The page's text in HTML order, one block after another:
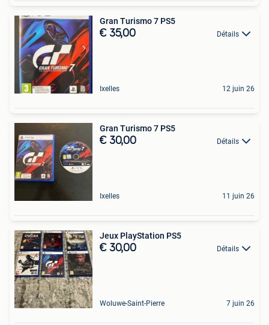
Gran Turismo 7 PS5
€ 35,00 Détails
Ixelles 12 juin 26
Gran Turismo 7 PS5
€ 30,00 Détails
Ixelles 11 juin 26
Jeux PlayStation PS5
€ 30,00 Détails
Woluwe-Saint-Pierre 7 juin 26